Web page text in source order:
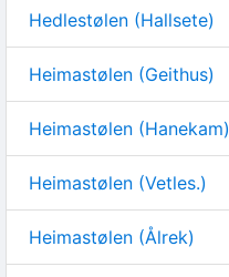
Hedlestølen (Hallsete)
Heimastølen (Geithus)
Heimastølen (Hanekam)
Heimastølen (Vetles.)
Heimastølen (Ålrek)